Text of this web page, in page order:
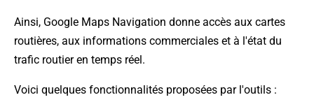
Ainsi, Google Maps Navigation donne accès aux cartes
routières, aux informations commerciales et à l'état du
trafic routier en temps réel.
Voici quelques fonctionnalités proposées par l'outils :